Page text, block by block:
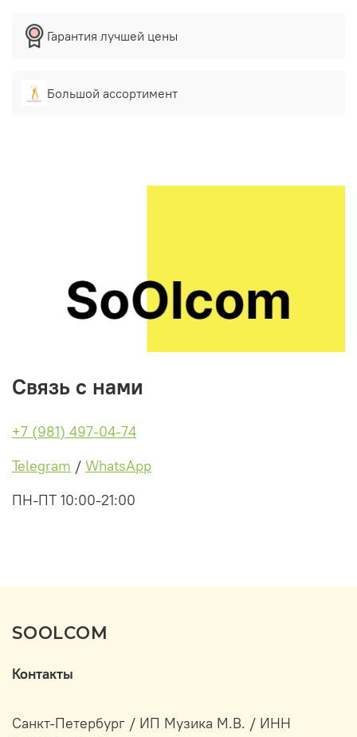
Гарантия лучшей цены
Большой ассортимент
Связь с нами
+7 (981) 497-04-74
Telegram / WhatsApp
ПН-ПТ 10:00-21:00
SOOLCOM
Контакты
Санкт-Петербург / ИП Музика М.В. / ИНН